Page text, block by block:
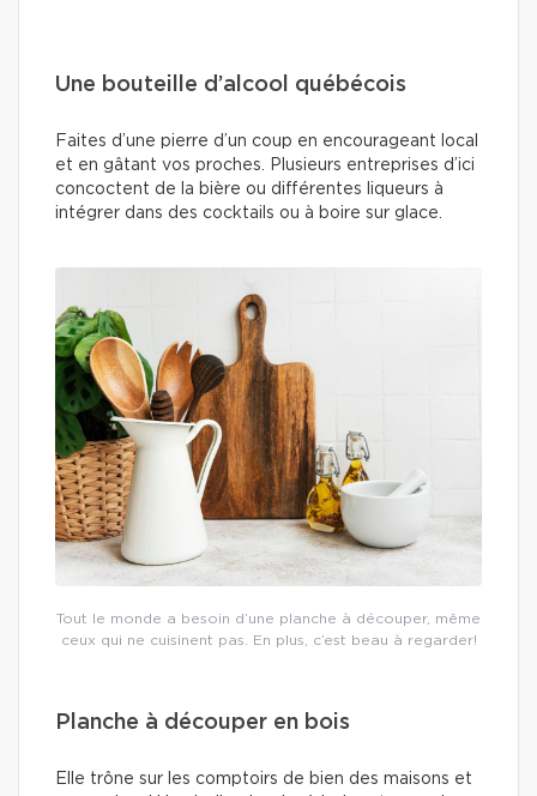
Une bouteille d’alcool québécois
Faites d’une pierre d’un coup en encourageant local
et en gâtant vos proches. Plusieurs entreprises d’ici
concoctent de la bière ou différentes liqueurs à
intégrer dans des cocktails ou à boire sur glace.
Tout le monde a besoin d’une planche à découper, même
ceux qui ne cuisinent pas. En plus, c’est beau à regarder!
Planche à découper en bois
Elle trône sur les comptoirs de bien des maisons et